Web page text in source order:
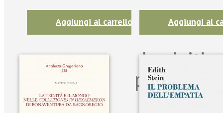
Aggiungi al carrello Aggiungi al
Iscriviti
per
sulle